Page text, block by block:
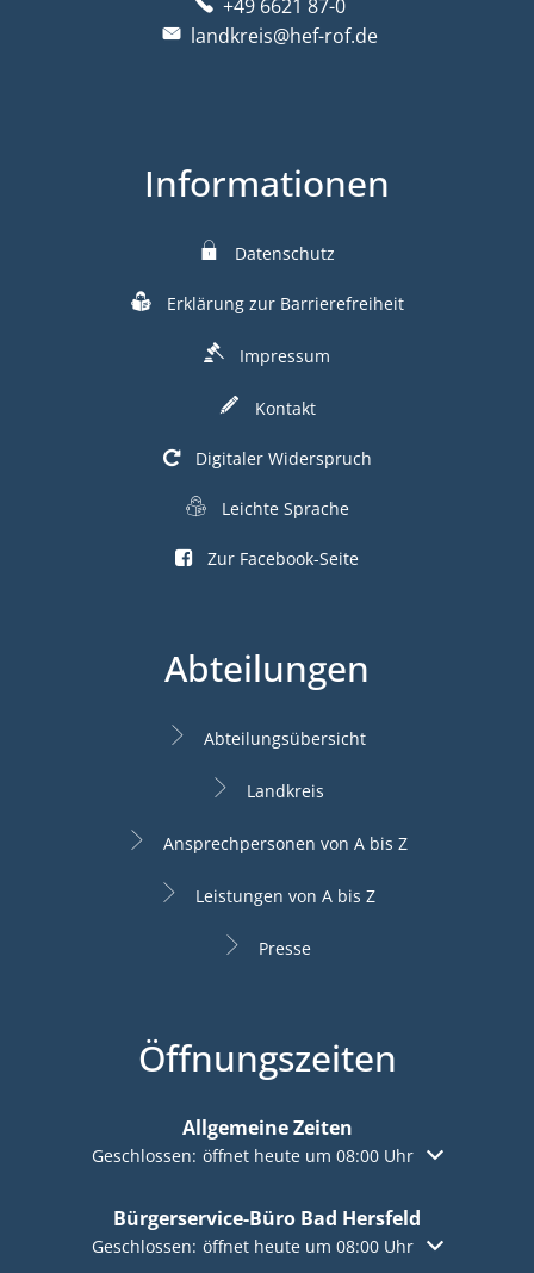
+49 6621 87-0
landkreis@hef-rof.de
Informationen
Datenschutz
Erklärung zur Barrierefreiheit
Impressum
Kontakt
Digitaler Widerspruch
Leichte Sprache
Zur Facebook-Seite
Abteilungen
Abteilungsübersicht
Landkreis
Ansprechpersonen von A bis Z
Leistungen von A bis Z
Presse
Öffnungszeiten
Allgemeine Zeiten
Klicken, um weitere Öffnungs- oder Schließzeiten
Geschlossen: öffnet heute um 08:00 Uhr
Bürgerservice-Büro Bad Hersfeld
Klicken, um weitere Öffnungs- oder Schließzeiten
Geschlossen: öffnet heute um 08:00 Uhr